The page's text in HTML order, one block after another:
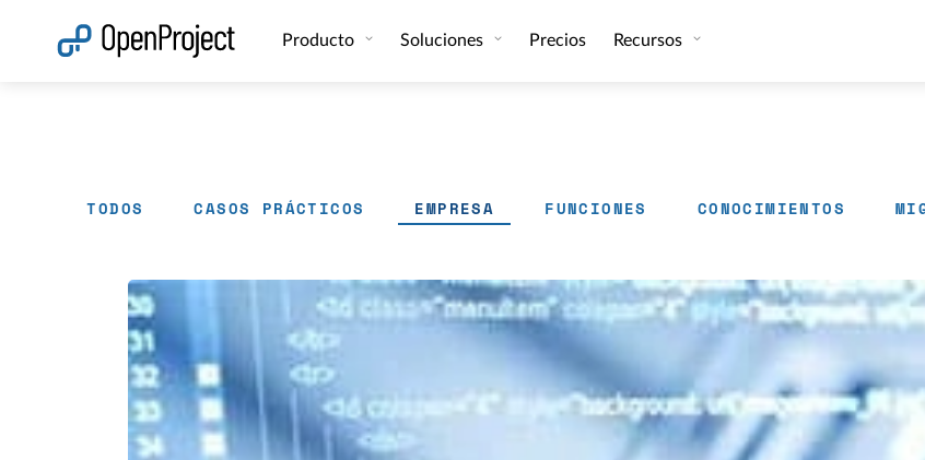
Producto Soluciones Precios Recursos
TODOS CASOS PRÁCTICOS EMPRESA FUNCIONES CONOCIMIENTOS